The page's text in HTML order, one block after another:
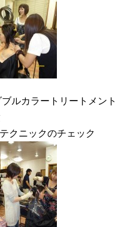
ルカラートリートメント
クニックのチェック